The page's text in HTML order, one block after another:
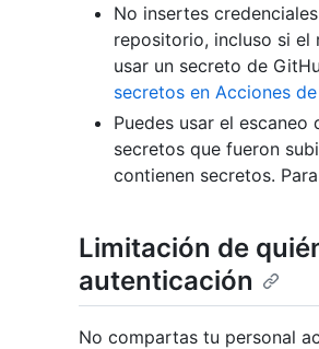
No insertes
repositorio, incluso si el
usar un secreto de
secretos en Acciones
Puedes usar el
secretos que fueron
contienen secretos.
Limitación de
autenticación
No compartas tu personal